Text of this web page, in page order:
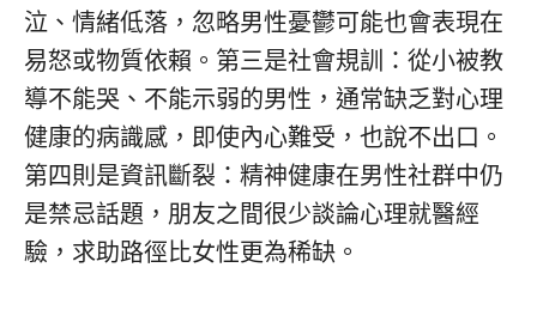
泣、情緒低落，忽略男性憂鬱可能也會表現在
易怒或物質依賴。第三是社會規訓：從小被教
導不能哭、不能示弱的男性，通常缺乏對心理
健康的病識感，即使內心難受，也說不出口。
第四則是資訊斷裂：精神健康在男性社群中仍
是禁忌話題，朋友之間很少談論心理就醫經
驗，求助路徑比女性更為稀缺。